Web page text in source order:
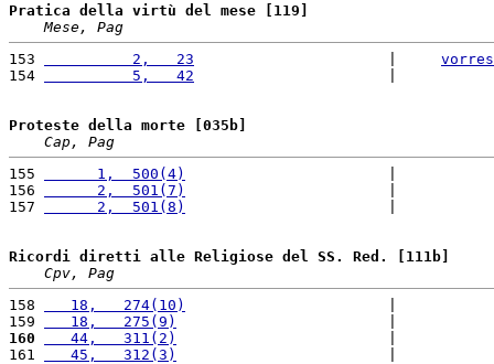
Pratica della virtù del mese [119]
Mese, Pag
153
          2,   23
154
          5,   42
Proteste della morte [035b]
Cap, Pag
155
      1,  500(4)
156
      2,  501(7)
157
      2,  501(8)
Ricordi diretti alle Religiose del SS. Red. [111b]
Cpv, Pag
158
   18,   274(10)
159
   18,   275(9)
160
   44,   311(2)
161
   45,   312(3)